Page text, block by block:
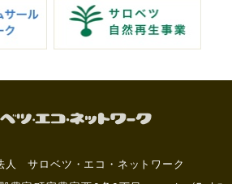
人 サロベツ・エコ・ネットワーク